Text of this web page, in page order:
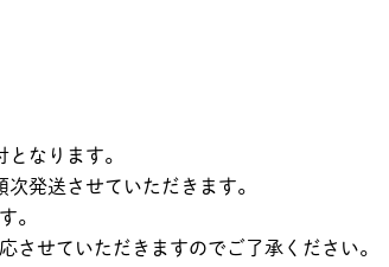
なります。
発送させていただきます。
。
させていただきますのでご了承ください。